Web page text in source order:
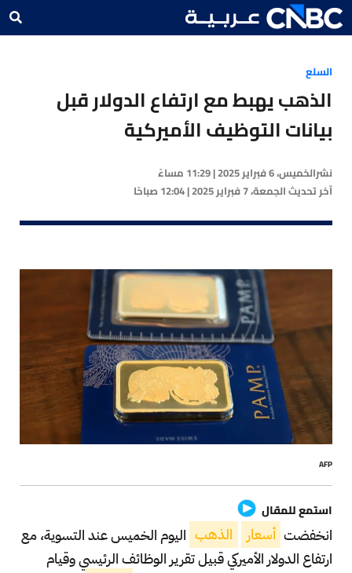
السلع
الذهب يهبط مع ارتفاع الدولار قبل
بيانات التوظيف الأميركية
نشرالخميس، 6 فبراير 2025 | 11:29 مساءً
آخر تحديثالجمعة، 7 فبراير 2025 | 12:04 صباحًا
AFP
استمع للمقال
انخفضت أسعار الذهب اليوم الخميس عند التسوية، مع
ارتفاع الدولار الأميركي قبيل تقرير الوظائف الرئيسي وقيام